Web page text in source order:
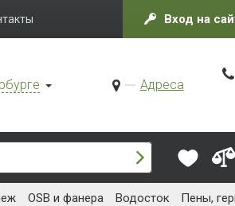
Вход на
Адреса
OSB и фанера Водосток Пены,